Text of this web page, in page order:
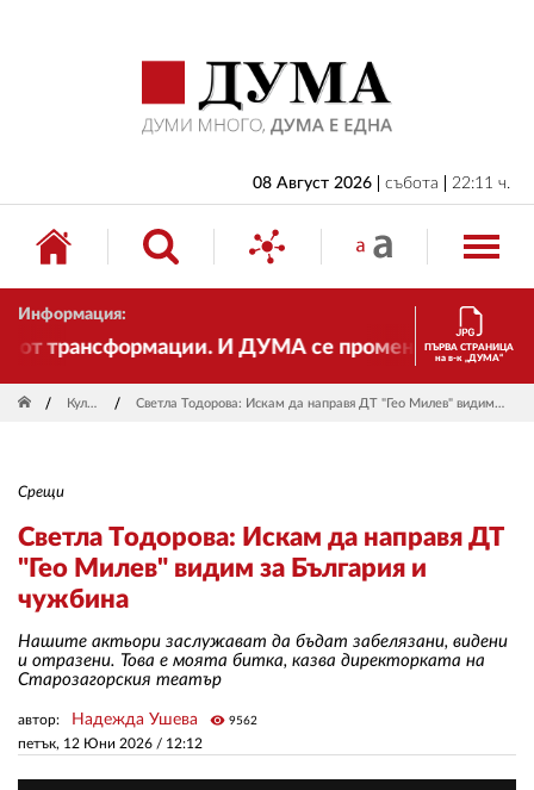
08 Август 2026 събота 22:11 ч.
Информация:
И ДУМА се променя и ставаПЪРВА СТРАНИЦА
на в-к „ДУМА“
Култура Светла Тодорова: Искам да направя ДТ "Гео Милев" видим за България и чужбина
Срещи
Светла Тодорова: Искам да направя ДТ
"Гео Милев" видим за България и
чужбина
Нашите актьори заслужават да бъдат забелязани, видени
и отразени. Това е моята битка, казва директорката на
Старозагорския театър
петък, 12 Юни 2026 / 12:12
автор: Надежда Ушева visibility 9562
БЪЛГАРИЯ
ИКОНОМИКА
ИЗБОРИ
СВЯТ
АВТОРИ